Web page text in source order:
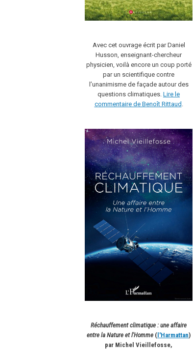
Avec cet ouvrage écrit par Daniel
Husson, enseignant-chercheur
physicien, voilà encore un coup porté
par un scientifique contre
l’unanimisme de façade autour des
questions climatiques. Lire le
commentaire de Benoît Rittaud
Réchauffement climatique : une affaire
entre la Nature et l'Homme (l'Harmattan)
par Michel Vieillefosse,